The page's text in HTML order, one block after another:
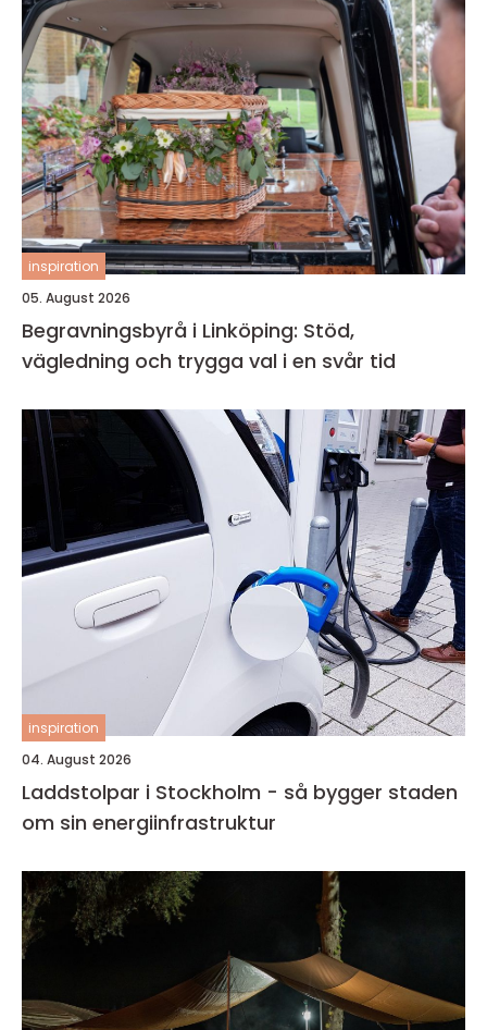
inspiration
05. August 2026
Begravningsbyrå i Linköping: Stöd,
vägledning och trygga val i en svår tid
inspiration
04. August 2026
Laddstolpar i Stockholm - så bygger staden
om sin energiinfrastruktur